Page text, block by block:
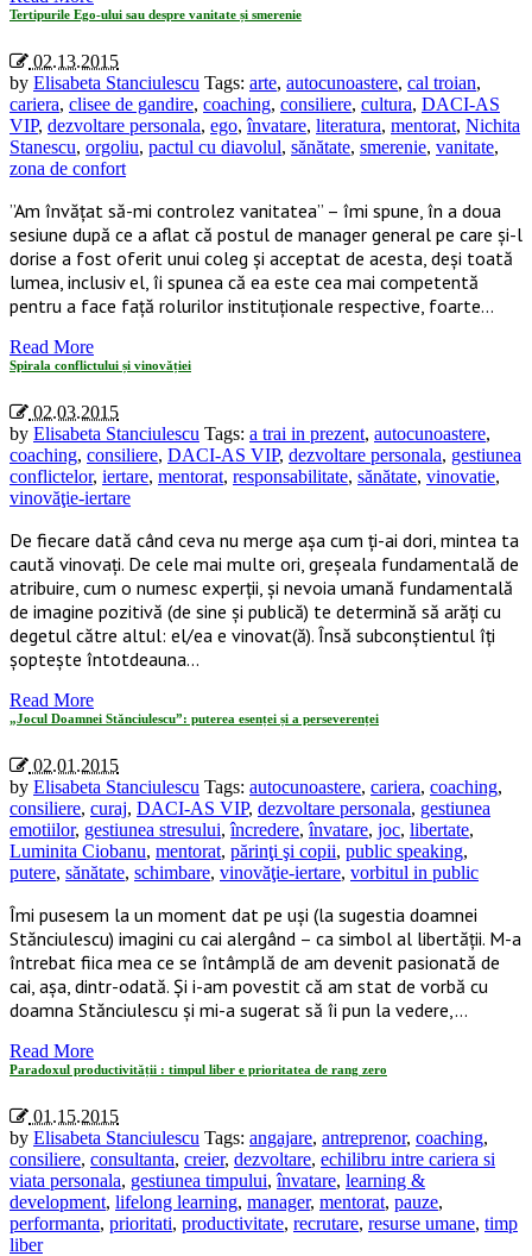
Tertipurile Ego-ului sau despre vanitate și smerenie
02.13.2015
by Elisabeta Stanciulescu Tags: arte, autocunoastere, cal troian,
cariera, clisee de gandire, coaching, consiliere, cultura, DACI-AS
VIP, dezvoltare personala, ego,învatare, literatura, mentorat, Nichita
Stanescu, orgoliu, pactul cu diavolul, sănătate, smerenie, vanitate,
zona de confort
”Am învățat să-mi controlez vanitatea” – îmi spune, în a doua
sesiune după ce a aflat că postul de manager general pe care și-l
dorise a fost oferit unui coleg și acceptat de acesta, deși toată
lumea, inclusiv el, îi spunea că ea este cea mai competentă
pentru a face față rolurilor instituționale respective, foarte…
Read More
Spirala conflictului și vinovăției
02.03.2015
by Elisabeta Stanciulescu Tags: a trai in prezent, autocunoastere,
coaching, consiliere, DACI-AS VIP, dezvoltare personala, gestiunea
conflictelor, iertare, mentorat, responsabilitate, sănătate, vinovatie,
vinovăţie-iertare
De fiecare dată când ceva nu merge așa cum ți-ai dori, mintea ta
caută vinovați. De cele mai multe ori, greșeala fundamentală de
atribuire, cum o numesc experții, și nevoia umană fundamentală
de imagine pozitivă (de sine și publică) te determină să arăți cu
degetul către altul: el/ea e vinovat(ă). Însă subconștientul îți
șoptește întotdeauna…
Read More
„Jocul Doamnei Stănciulescu”: puterea esenței și a perseverenței
02.01.2015
by Elisabeta Stanciulescu Tags: autocunoastere, cariera, coaching,
consiliere, curaj, DACI-AS VIP, dezvoltare personala, gestiunea
emotiilor, gestiunea stresului,încredere,învatare, joc, libertate,
Luminita Ciobanu, mentorat, părinţi şi copii, public speaking,
putere, sănătate, schimbare, vinovăţie-iertare, vorbitul in public
Îmi pusesem la un moment dat pe uși (la sugestia doamnei
Stănciulescu) imagini cu cai alergând – ca simbol al libertății. M-a
întrebat fiica mea ce se întâmplă de am devenit pasionată de
cai, așa, dintr-odată. Și i-am povestit că am stat de vorbă cu
doamna Stănciulescu și mi-a sugerat să îi pun la vedere,…
Read More
Paradoxul productivității : timpul liber e prioritatea de rang zero
01.15.2015
by Elisabeta Stanciulescu Tags: angajare, antreprenor, coaching,
consiliere, consultanta, creier, dezvoltare, echilibru intre cariera si
viata personala, gestiunea timpului,învatare, learning &
development, lifelong learning, manager, mentorat, pauze,
performanta, prioritati, productivitate, recrutare, resurse umane, timp
liber